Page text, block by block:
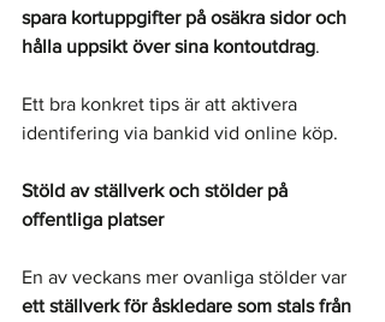
spara kortuppgifter på osäkra sidor och
hålla uppsikt över sina kontoutdrag.
Ett bra konkret tips är att aktivera
identifering via bankid vid online köp.
Stöld av ställverk och stölder på
offentliga platser
En av veckans mer ovanliga stölder var
ett ställverk för åskledare som stals från